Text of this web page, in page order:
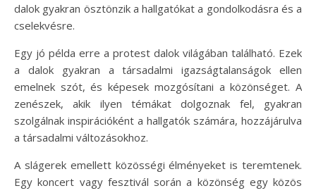
dalok gyakran ösztönzik a hallgatókat a gondolkodásra és a
cselekvésre.
Egy jó példa erre a protest dalok világában található. Ezek
a dalok gyakran a társadalmi igazságtalanságok ellen
emelnek szót, és képesek mozgósítani a közönséget. A
zenészek, akik ilyen témákat dolgoznak fel, gyakran
szolgálnak inspirációként a hallgatók számára, hozzájárulva
a társadalmi változásokhoz.
A slágerek emellett közösségi élményeket is teremtenek.
Egy koncert vagy fesztivál során a közönség egy közös